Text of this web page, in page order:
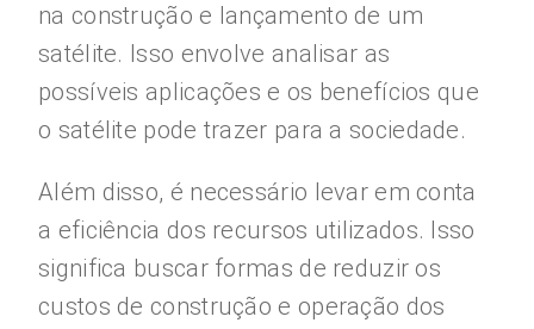
na construção e lançamento de um
satélite. Isso envolve analisar as
possíveis aplicações e os benefícios que
o satélite pode trazer para a sociedade.
Além disso, é necessário levar em conta
a eficiência dos recursos utilizados. Isso
significa buscar formas de reduzir os
custos de construção e operação dos